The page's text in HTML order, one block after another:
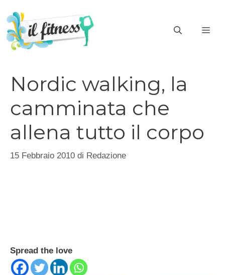
contenuto
Nordic walking, la
camminata che
allena tutto il corpo
15 Febbraio 2010 di Redazione
Spread the love